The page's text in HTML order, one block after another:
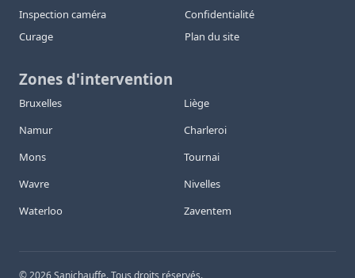
Inspection caméra
Curage
Confidentialité
Plan du site
Zones d'intervention
Bruxelles
Liège
Namur
Charleroi
Mons
Tournai
Wavre
Nivelles
Waterloo
Zaventem